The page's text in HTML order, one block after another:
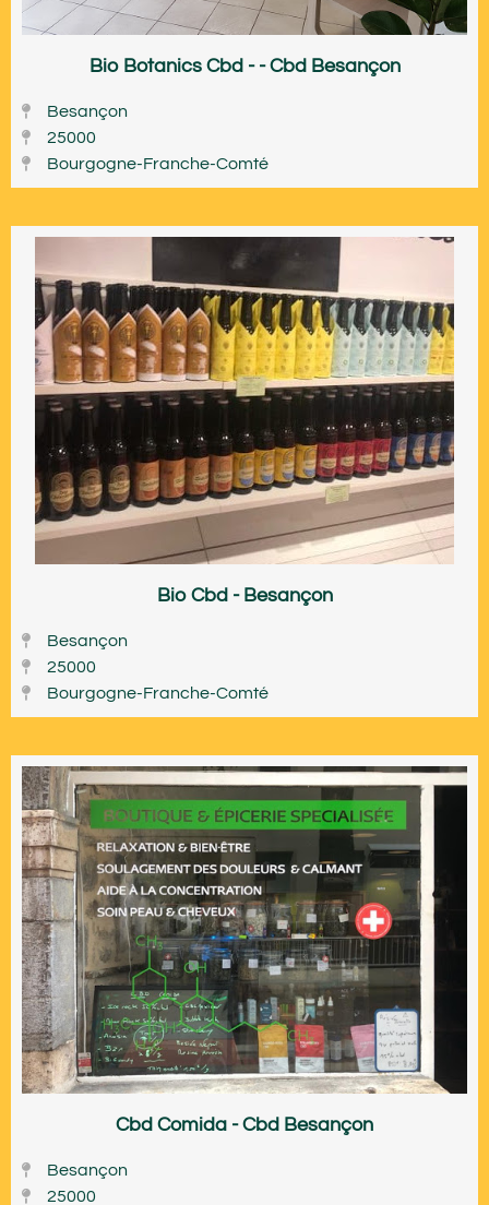
Bio Botanics Cbd - - Cbd Besançon
Besançon
25000
Bourgogne-Franche-Comté
Bio Cbd - Besançon
Besançon
25000
Bourgogne-Franche-Comté
Cbd Comida - Cbd Besançon
Besançon
25000